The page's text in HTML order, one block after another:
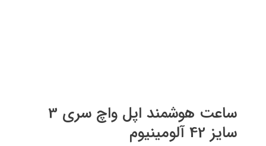
ساعت هوشمند اپل واچ سری 3
سایز 42 آلومینیوم